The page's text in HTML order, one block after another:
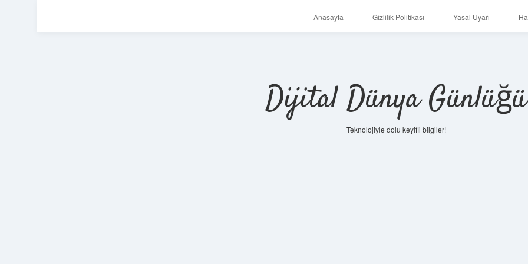
Anasayfa Gizlilik Politikası Yasal Uyarı
Dijital Dünya Günlüğü
Teknolojiyle dolu keyifli bilgiler!